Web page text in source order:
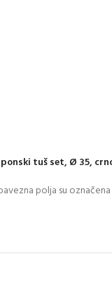
tuš set, Ø 35,
polja su